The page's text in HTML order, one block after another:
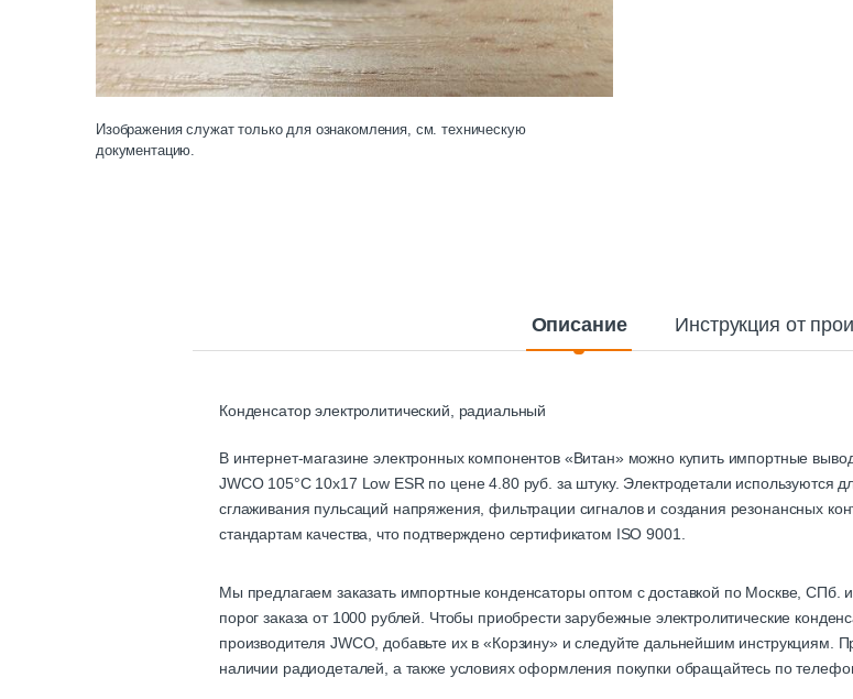
Изображения служат только для ознакомления, см. техническую
документацию.
Описание Инструкция от
Конденсатор электролитический, радиальный
В интернет-магазине электронных компонентов «Витан» можно купить импортные
JWCO 105°C 10х17 Low ESR по цене 4.80 руб. за штуку. Электродетали используются
сглаживания пульсаций напряжения, фильтрации сигналов и создания резонансных
стандартам качества, что подтверждено сертификатом ISO 9001.
Мы предлагаем заказать импортные конденсаторы оптом с доставкой по Москве,
порог заказа от 1000 рублей. Чтобы приобрести зарубежные электролитические
производителя JWCO, добавьте их в «Корзину» и следуйте дальнейшим инструкциям.
наличии радиодеталей, а также условиях оформления покупки обращайтесь по